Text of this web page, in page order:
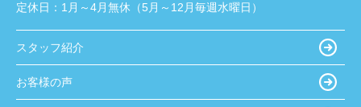
定休日： 1月～4月無休（5月～12月毎週水曜日）
スタッフ紹介
お客様の声